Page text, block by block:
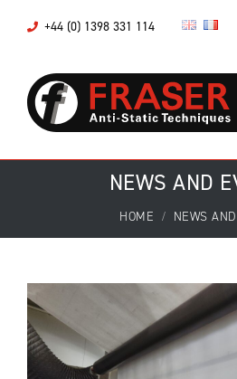
+44 (0) 1398 331 114
NEWS AND
HOME NEWS